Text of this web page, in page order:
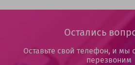
Остались
Оставьте свой телефон, и мы
перезвоним